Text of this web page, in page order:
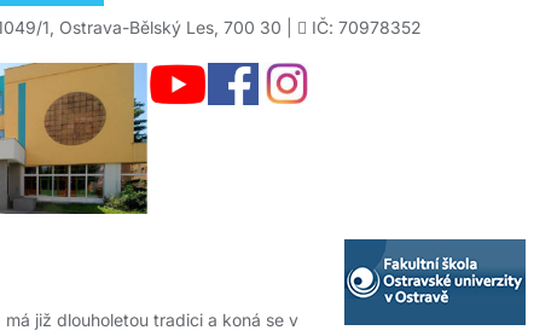
1, Ostrava-Bělský Les, 700 30 | IČ: 70978352
již dlouholetou tradici a koná se v